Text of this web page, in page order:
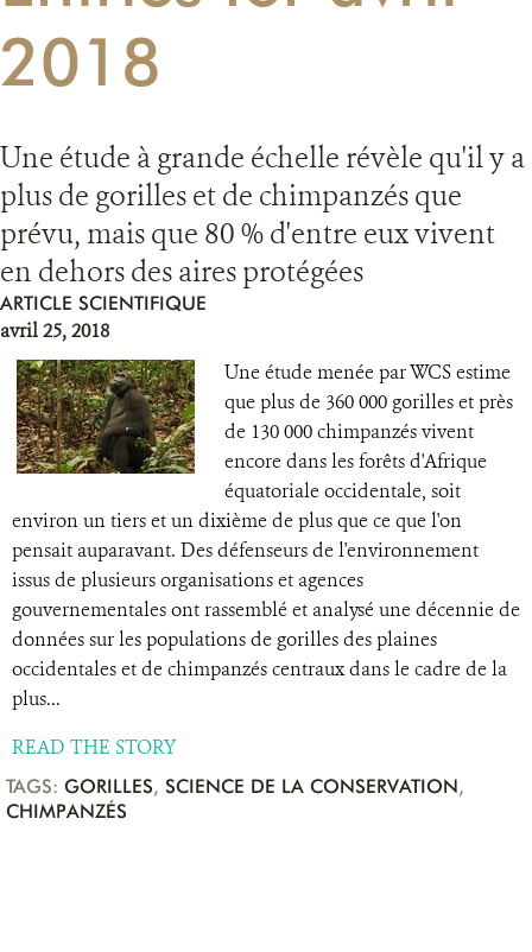
2018
Une étude à grande échelle révèle qu'il y a
plus de gorilles et de chimpanzés que
prévu, mais que 80 % d'entre eux vivent
en dehors des aires protégées
ARTICLE SCIENTIFIQUE
avril 25, 2018
Une étude menée par WCS estime
que plus de 360 000 gorilles et près
de 130 000 chimpanzés vivent
encore dans les forêts d'Afrique
équatoriale occidentale, soit
environ un tiers et un dixième de plus que ce que l'on
pensait auparavant. Des défenseurs de l'environnement
issus de plusieurs organisations et agences
gouvernementales ont rassemblé et analysé une décennie de
données sur les populations de gorilles des plaines
occidentales et de chimpanzés centraux dans le cadre de la
plus...
READ THE STORY
TAGS: GORILLES, SCIENCE DE LA CONSERVATION,
CHIMPANZÉS